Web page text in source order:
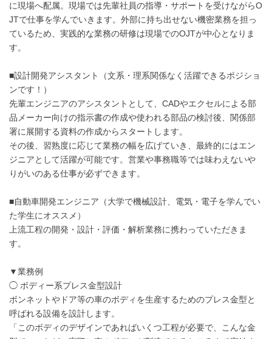
に現場へ配属。現場では先輩社員の指導・サポートを受けながらO
JTで仕事を学んでいきます。外部に持ち出せない機密業務を担っ
ているため、実践的な業務の研修は現場でのOJTが中心となりま
す。
■設計開発アシスタント（文系・理系関係なく活躍できるポジショ
ンです！）
先輩エンジニアのアシスタントとして、CADやエクセルによる部
品メーカー向けの指示書の作成や使われる部品の検討後、関係部
署に展開する資料の作成からスタートします。
その後、習熟度に応じて業務の幅を広げていき、最終的にはエン
ジニアとして活躍が可能です。営業や事務職等では味わえないや
りがいのある仕事が必ずできます。
■自動車開発エンジニア（大学で機械設計、電気・電子を学んでい
た学生にオススメ）
上流工程の開発・設計・評価・解析業務に携わっていただきま
す。
▼業務例
◯ ボディー系プレス金型設計
ボンネットやドア等の車のボディを生産するためのプレス金型と
呼ばれる設備を設計します。
「このボディのデザインであればいくつ工程が必要で、こんな金